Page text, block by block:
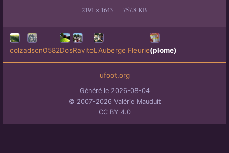
2191 × 1643 — 757.8 KB
colzadscn0582DosRavitoL'Auberge Fleurie(plome)
ufoot.org
Généré le 2026-08-04
© 2007-2026 Valérie Mauduit
CC BY 4.0